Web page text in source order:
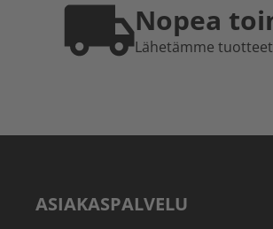
Nopea
Lähetämme
ASIAKASPALVELU